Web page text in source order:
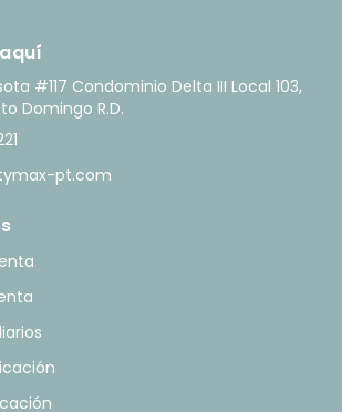
#117 Condominio Delta III Local 103,
Domingo R.D.
pt.com